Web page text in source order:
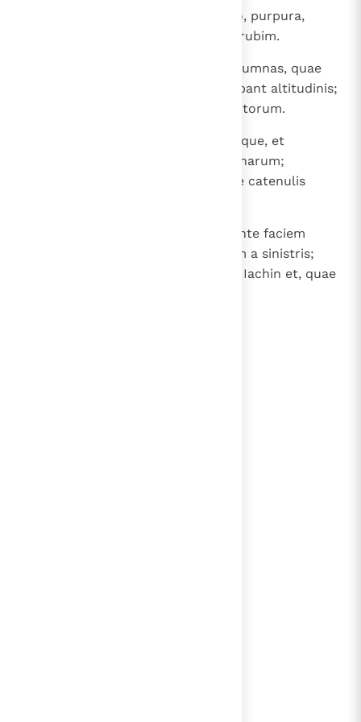
Fecit quoque velum ex hyacintho, purpura,
cocco et bysso et intexuit ei cherubim.
Ante fores etiam templi duas columnas, quae
triginta et quinque cubitos habebant altitudinis;
porro capita earum quinque cubitorum.
Necnon et quasi catenulas in torque, et
superposuit eas capitibus columnarum;
malogranata etiam centum, quae catenulis
Ipsas quoque columnas posuit ante faciem
templi, unam a dextris et alteram a sinistris;
eam, quae a dextris erat, vocavit Iachin et, quae